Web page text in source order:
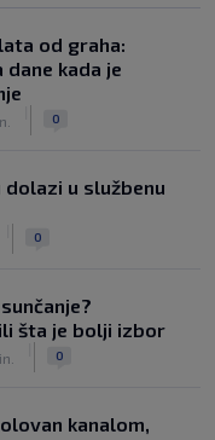
| 0
prijetnje i
i
od graha:
kada je
0
u službenu
0
šta je bolji izbor
0
kanalom,